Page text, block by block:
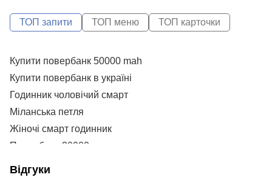
ТОП запити ТОП меню ТОП карточки
Купити повербанк 50000 mah
Купити повербанк в україні
Годинник чоловічий смарт
Міланська петля
Жіночі смарт годинник
Повербанк 20000
Відгуки